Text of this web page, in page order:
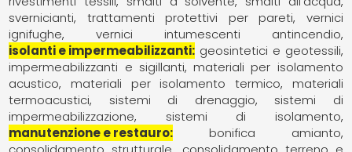
svernicianti
trattamenti protettivi per pareti
vernici
ignifughe
vernici intumescenti antincendio
isolanti e impermeabilizzanti geosintetici e geotessili
impermeabilizzanti e sigillanti materiali per isolamento
acustico
materiali per isolamento termico
materiali
termoacustici
sistemi di drenaggio
sistemi di
impermeabilizzazione
sistemi di isolamento
manutenzione e restauro
bonifica amianto